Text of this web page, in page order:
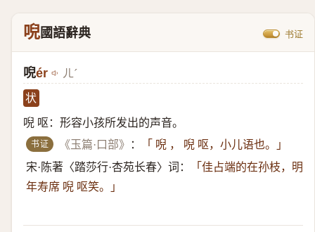
唲國語辭典 书证
唲ér ㄦˊ
状
唲 呕：形容小孩所发出的声音。
书证 《玉篇·口部》 ：
「 唲 ， 唲 呕，小儿语也。」
宋·陈著〈踏莎行·杏苑长春〉词：
「佳占端的在孙枝，明
年寿席 唲 呕笑。」